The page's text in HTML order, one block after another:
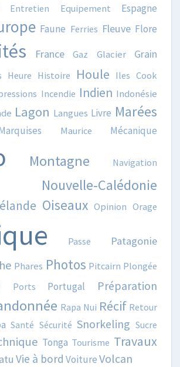
Entretien Equipement Espagne
Faune Ferries Fleuve Flore
France Gaz Glacier Grain
Heure Histoire Houle Iles Cook
Incendie Indien Indonésie
Lagon Langues Livre Marées
Maurice Mécanique
Montagne Navigation
Nouvelle-Calédonie
Oiseaux Opinion Orage
Passe Patagonie
Phares Photos Pitcairn Plongée
Ports Portugal Préparation
Rapa Nui Récif Retour
Santé Sécurité Snorkeling Sucre
Tonga Tourisme Travaux
Vie à bord VoitureVolcan